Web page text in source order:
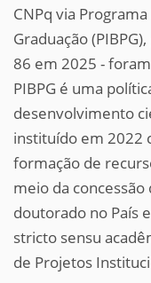
CNPq via
Graduação
86 em 2025 -
PIBPG é uma
desenvolvimento
instituído em 2022
formação de
meio da
doutorado no País
stricto sensu
de Projetos